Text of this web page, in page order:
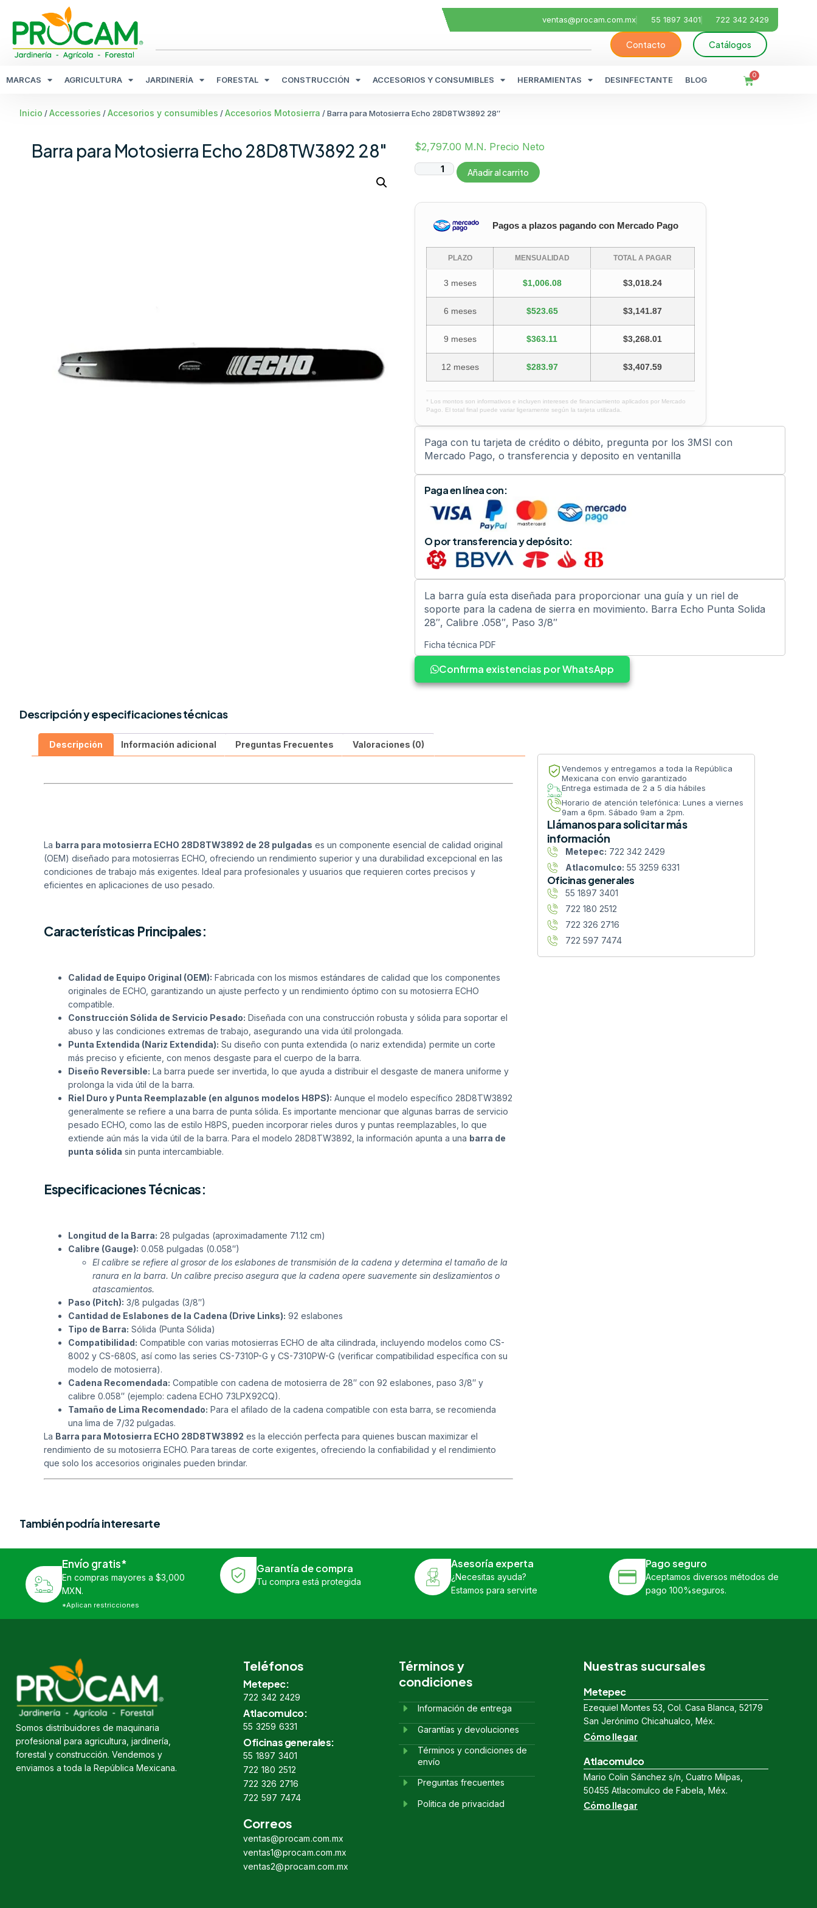
ventas@procam.com.mx 55 1897 3401 722 342 2429
Contacto Catálogos
MARCAS AGRICULTURA JARDINERÍA FORESTAL CONSTRUCCIÓN ACCESORIOS Y CONSUMIBLES HERRAMIENTAS DESINFECTANTE BLOG 0
Inicio /Accessories /Accesorios y consumibles /Accesorios Motosierra / Barra para Motosierra Echo 28D8TW3892 28″
Barra para Motosierra Echo 28D8TW3892 28″ $2,797.00 M.N. Precio Neto
Añadir al carrito
Pagos a plazos pagando con Mercado Pago
PLAZO MENSUALIDAD TOTAL A PAGAR
3 meses $1,006.08 $3,018.24
6 meses $523.65 $3,141.87
9 meses $363.11 $3,268.01
12 meses $283.97 $3,407.59
* Los montos son informativos e incluyen intereses de financiamiento aplicados por Mercado
Pago. El total final puede variar ligeramente según la tarjeta utilizada.
Paga con tu tarjeta de crédito o débito, pregunta por los 3MSI con
Mercado Pago, o transferencia y deposito en ventanilla
Paga en línea con:
O por transferencia y depósito:
La barra guía esta diseñada para proporcionar una guía y un riel de
soporte para la cadena de sierra en movimiento. Barra Echo Punta Solida
28″, Calibre .058″, Paso 3/8″
Ficha técnica PDF
Confirma existencias por WhatsApp
Descripción y especificaciones técnicas
Descripción Información adicional Preguntas Frecuentes Valoraciones (0)
La barra para motosierra ECHO 28D8TW3892 de 28 pulgadas es un componente esencial de calidad original
(OEM) diseñado para motosierras ECHO, ofreciendo un rendimiento superior y una durabilidad excepcional en las
condiciones de trabajo más exigentes. Ideal para profesionales y usuarios que requieren cortes precisos y
eficientes en aplicaciones de uso pesado.
Características Principales:
Calidad de Equipo Original (OEM): Fabricada con los mismos estándares de calidad que los componentes
originales de ECHO, garantizando un ajuste perfecto y un rendimiento óptimo con su motosierra ECHO
compatible.
Construcción Sólida de Servicio Pesado: Diseñada con una construcción robusta y sólida para soportar el
abuso y las condiciones extremas de trabajo, asegurando una vida útil prolongada.
Punta Extendida (Nariz Extendida): Su diseño con punta extendida (o nariz extendida) permite un corte
más preciso y eficiente, con menos desgaste para el cuerpo de la barra.
Diseño Reversible: La barra puede ser invertida, lo que ayuda a distribuir el desgaste de manera uniforme y
prolonga la vida útil de la barra.
Riel Duro y Punta Reemplazable (en algunos modelos H8PS): Aunque el modelo específico 28D8TW3892
generalmente se refiere a una barra de punta sólida. Es importante mencionar que algunas barras de servicio
pesado ECHO, como las de estilo H8PS, pueden incorporar rieles duros y puntas reemplazables, lo que
extiende aún más la vida útil de la barra. Para el modelo 28D8TW3892, la información apunta a una barra de
punta sólida sin punta intercambiable.
Especificaciones Técnicas:
Longitud de la Barra: 28 pulgadas (aproximadamente 71.12 cm)
Calibre (Gauge): 0.058 pulgadas (0.058″)
El calibre se refiere al grosor de los eslabones de transmisión de la cadena y determina el tamaño de la
ranura en la barra. Un calibre preciso asegura que la cadena opere suavemente sin deslizamientos o
atascamientos.
Paso (Pitch): 3/8 pulgadas (3/8″)
Cantidad de Eslabones de la Cadena (Drive Links): 92 eslabones
Tipo de Barra: Sólida (Punta Sólida)
Compatibilidad: Compatible con varias motosierras ECHO de alta cilindrada, incluyendo modelos como CS-
8002 y CS-680S, así como las series CS-7310P-G y CS-7310PW-G (verificar compatibilidad específica con su
modelo de motosierra).
Cadena Recomendada: Compatible con cadena de motosierra de 28″ con 92 eslabones, paso 3/8″ y
calibre 0.058″ (ejemplo: cadena ECHO 73LPX92CQ).
Tamaño de Lima Recomendado: Para el afilado de la cadena compatible con esta barra, se recomienda
una lima de 7/32 pulgadas.
La Barra para Motosierra ECHO 28D8TW3892 es la elección perfecta para quienes buscan maximizar el
rendimiento de su motosierra ECHO. Para tareas de corte exigentes, ofreciendo la confiabilidad y el rendimiento
que solo los accesorios originales pueden brindar.
Vendemos y entregamos a toda la República
Mexicana con envío garantizado
Entrega estimada de 2 a 5 día hábiles
Horario de atención telefónica: Lunes a viernes
9am a 6pm. Sábado 9am a 2pm.
Llámanos para solicitar más
información
Metepec: 722 342 2429
Atlacomulco: 55 3259 6331
Oficinas generales
55 1897 3401
722 180 2512
722 326 2716
722 597 7474
También podría interesarte
Envío gratis*
En compras mayores a $3,000
MXN.
*Aplican restricciones
Garantía de compra
Tu compra está protegida
Asesoría experta
¿Necesitas ayuda?
Estamos para servirte
Pago seguro
Aceptamos diversos métodos de
pago 100%seguros.
Somos distribuidores de maquinaria
profesional para agricultura, jardinería,
forestal y construcción. Vendemos y
enviamos a toda la República Mexicana.
Teléfonos
Metepec:
722 342 2429
Atlacomulco:
55 3259 6331
Oficinas generales:
55 1897 3401
722 180 2512
722 326 2716
722 597 7474
Correos
ventas@procam.com.mx
ventas1@procam.com.mx
ventas2@procam.com.mx
Términos y
condiciones
Información de entrega
Garantías y devoluciones
Términos y condiciones de
envío
Preguntas frecuentes
Politica de privacidad
Nuestras sucursales
Metepec
Ezequiel Montes 53, Col. Casa Blanca, 52179
San Jerónimo Chicahualco, Méx.
Cómo llegar
Atlacomulco
Mario Colin Sánchez s/n, Cuatro Milpas,
50455 Atlacomulco de Fabela, Méx.
Cómo llegar